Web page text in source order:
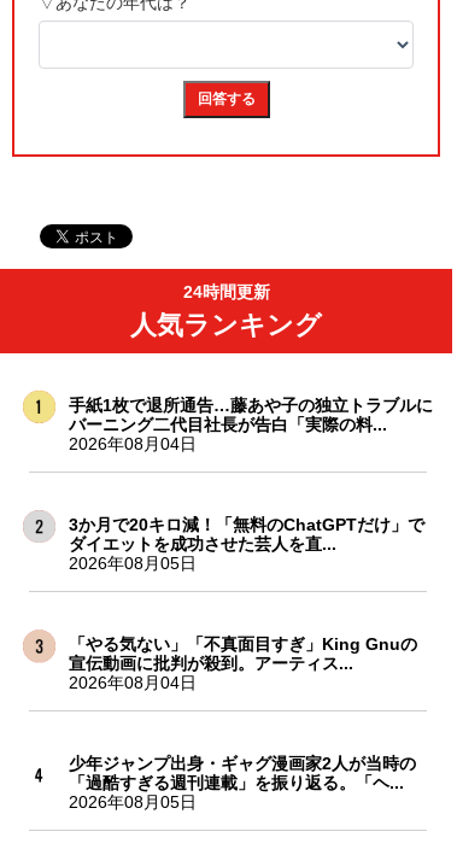
24時間更新
人気ランキング
手紙1枚で退所通告…藤あや子の独立トラブルに
バーニング二代目社長が告白「実際の料...
2026年08月04日
3か月で20キロ減！「無料のChatGPTだけ」で
ダイエットを成功させた芸人を直...
2026年08月05日
「やる気ない」「不真面目すぎ」King Gnuの
宣伝動画に批判が殺到。アーティス...
2026年08月04日
少年ジャンプ出身・ギャグ漫画家2人が当時の
「過酷すぎる週刊連載」を振り返る。「ヘ...
2026年08月05日